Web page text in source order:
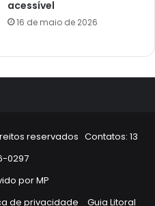
acessível
16 de maio de 2026
reservados Contatos: 13
0297
porMP
de privacidade Guia Litoral